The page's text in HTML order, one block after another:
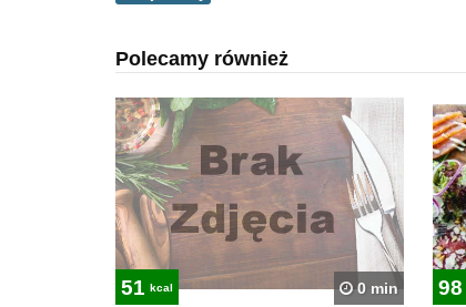
Polecamy również
51 kcal 0 min 98